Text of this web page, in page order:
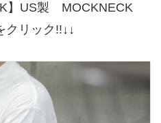
】US製 MOCKNECK
リック!!↓↓